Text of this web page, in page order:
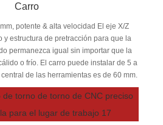
Carro
potente & alta velocidad El eje X/Z
y estructura de pretracción para que la
permanezca igual sin importar que la
o frío. El carro puede instalar de 5 a
de las herramientas es de 60 mm.